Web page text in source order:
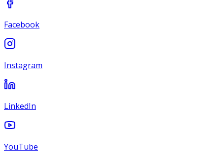
Facebook
Instagram
LinkedIn
YouTube